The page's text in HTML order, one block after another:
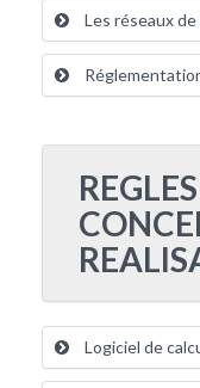
Les réseaux de
Logiciel de